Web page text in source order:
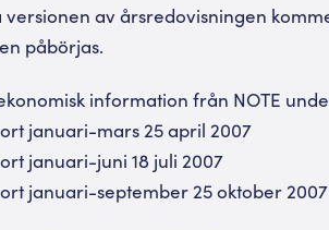
versionen av årsredovisningen
påbörjas.
information från NOTE
januari-mars 25 april 2007
januari-juni 18 juli 2007
januari-september 25 oktober 2007